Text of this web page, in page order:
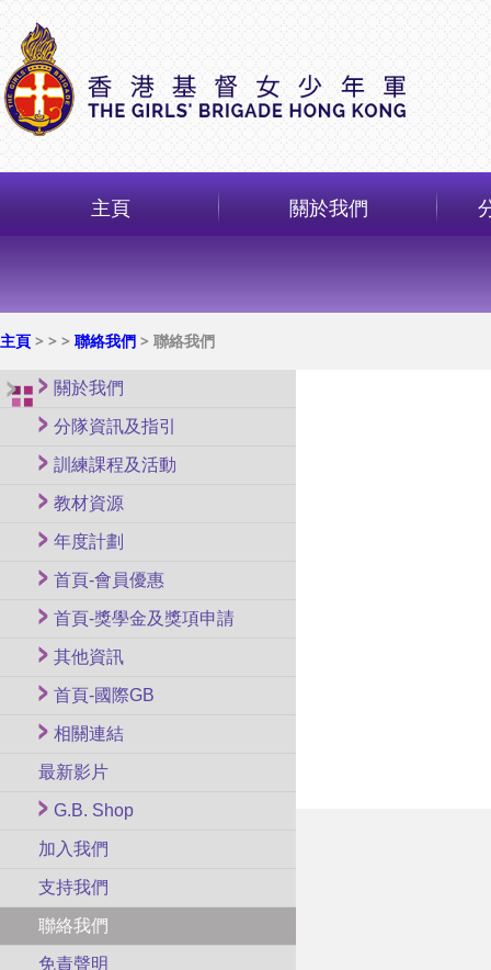
主頁 關於我們
主頁 > > > 聯絡我們 > 聯絡我們
關於我們
分隊資訊及指引
訓練課程及活動
教材資源
年度計劃
首頁-會員優惠
首頁-獎學金及獎項申請
其他資訊
首頁-國際GB
相關連結
最新影片
G.B. Shop
加入我們
支持我們
聯絡我們
免責聲明